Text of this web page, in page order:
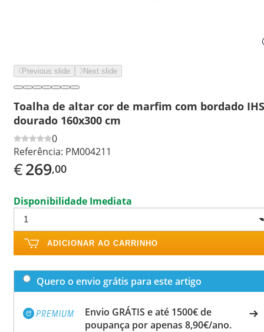
Previous slide Next slide
Toalha de altar cor de marfim com bordado IHS
dourado 160x300 cm
0
Referência: PM004211
€269,00
Disponibilidade Imediata
ADICIONAR AO CARRINHO
Quero o envio grátis para este artigo
Envio GRÁTIS e até 1500€ de
poupança por apenas 8,90€/ano.